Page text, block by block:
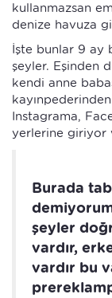
kullanmazsan
denize havuza
İşte bunlar 9 ay
şeyler. Eşinden
kendi anne
Instagrama,
yerlerine giriyor
Burada
şeyler
vardır,
vardır bu